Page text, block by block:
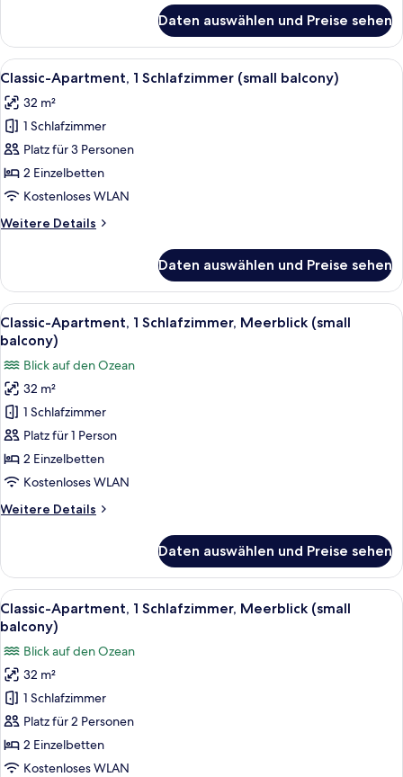
Apartment,
Schlafzimmer
balcony)
Daten auswählen und Preise sehen
Alle
Fotos
für
Classic-
Apartment,
1
Schlafzimmer
balcony)
Zimmersafe, kostenloses WLAN,
9
Classic-Apartment, 1 Schlafzimmer (small balcony)
32 m²
1 Schlafzimmer
Platz für 3 Personen
2 Einzelbetten
Kostenloses WLAN
Weitere Details
Weitere
Apartment,
Schlafzimmer
(small
balcony)
Daten auswählen und Preise sehen
Alle
Fotos
Classic-
Apartment,
Schlafzimmer,
Meerblick
(small
anzeigen
Ein Balkon mit Tisch und Stühlen,
9
Classic-Apartment, 1 Schlafzimmer, Meerblick (small
balcony)
Blick auf den Ozean
32 m²
1 Schlafzimmer
Platz für 1 Person
2 Einzelbetten
Kostenloses WLAN
Weitere Details
Weitere
Apartment,
Schlafzimmer,
Meerblick
balcony)
Daten auswählen und Preise sehen
Alle
Fotos
Classic-
Apartment,
Schlafzimmer,
Meerblick
(small
Ein Balkon mit Tisch und Stühlen,
9
Classic-Apartment, 1 Schlafzimmer, Meerblick (small
balcony)
Blick auf den Ozean
32 m²
1 Schlafzimmer
Platz für 2 Personen
2 Einzelbetten
Kostenloses WLAN